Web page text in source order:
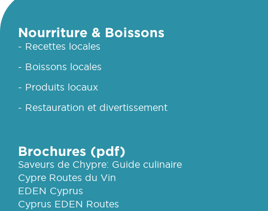
Nourriture & Boissons
- Recettes locales
- Boissons locales
- Produits locaux
- Restauration et divertissement
Brochures (pdf)
Saveurs de Chypre: Guide culinaire
Cypre Routes du Vin
EDEN Cyprus
Cyprus EDEN Routes